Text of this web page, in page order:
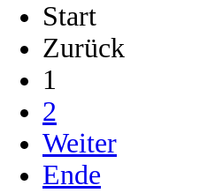
Start
Zurück
1
2
Weiter
Ende